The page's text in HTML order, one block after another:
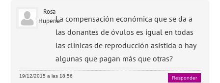
Rosa
HuperioLa compensación económica que se da a
las donantes de óvulos es igual en todas
las clínicas de reproducción asistida o hay
algunas que pagan más que otras?
19/12/2015 a las 18:56 Responder